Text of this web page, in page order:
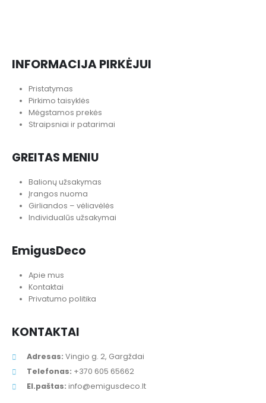
INFORMACIJA PIRKĖJUI
Pristatymas
Pirkimo taisyklės
Mėgstamos prekės
Straipsniai ir patarimai
GREITAS MENIU
Balionų užsakymas
Įrangos nuoma
Girliandos – vėliavėlės
Individualūs užsakymai
EmigusDeco
Apie mus
Kontaktai
Privatumo politika
KONTAKTAI
Adresas: Vingio g. 2, Gargždai
Telefonas: +370 605 65662
El.paštas: info@emigusdeco.lt